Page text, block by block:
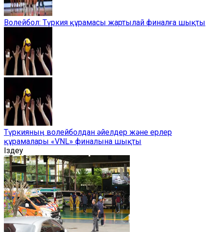
Волейбол: Түркия құрамасы жартылай финалға шықты
Түркияның волейболдан әйелдер және ерлер
құрамалары «VNL» финалына шықты
Іздеу